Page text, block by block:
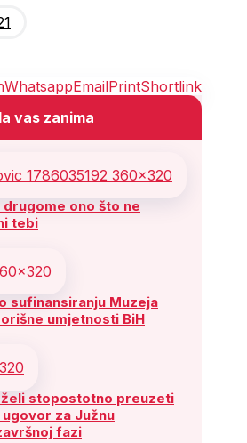
WhatsappEmailPrintShortlink
vas zanima
drugome ono što ne
tebi
sufinansiranju Muzeja
umjetnosti BiH
želi stopostotno preuzeti
za Južnu
fazi